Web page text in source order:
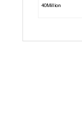
40Million